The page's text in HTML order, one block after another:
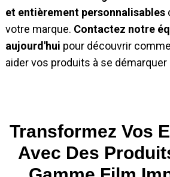
et entièrement personnalisables
votre marque. Contactez notre
aujourd'hui pour découvrir
aider vos produits à se démarquer
Transformez Vos
Avec Des